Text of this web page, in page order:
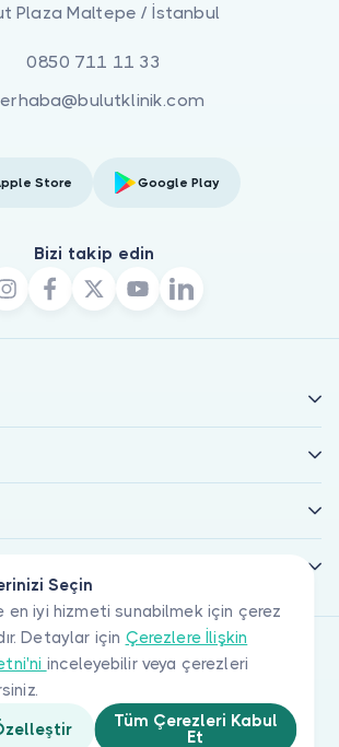
Seçin
en iyi hizmeti sunabilmek için çerez
Detaylar için Çerezlere İlişkin
inceleyebilir veya çerezleri
Tüm Çerezleri Kabul
Et
Plaza Maltepe / İstanbul
0850 711 11 33
Store Google Play
Bizi takip edin